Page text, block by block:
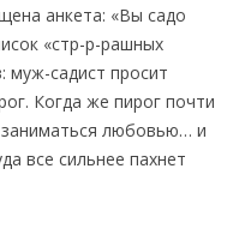
анкета: «Вы садо
«стр-р-рашных
муж-садист просит
Когда же пирог почти
любовью… и
все сильнее пахнет